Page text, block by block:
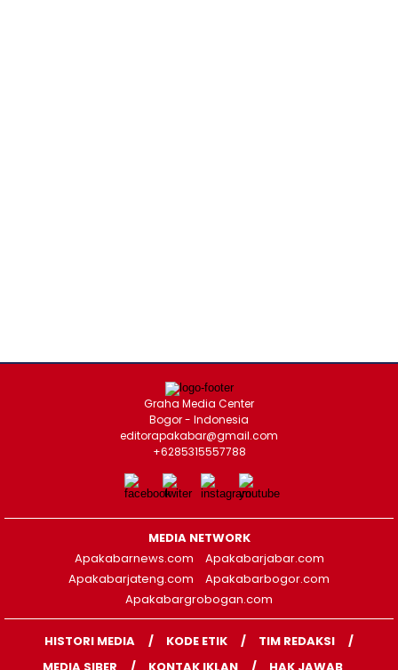
Graha Media Center
Bogor - Indonesia
editorapakabar@gmail.com
+6285315557788
MEDIA NETWORK
Apakabarnews.com
Apakabarjabar.com
Apakabarjateng.com
Apakabarbogor.com
Apakabargrobogan.com
HISTORI MEDIA KODE ETIK
TIM REDAKSI